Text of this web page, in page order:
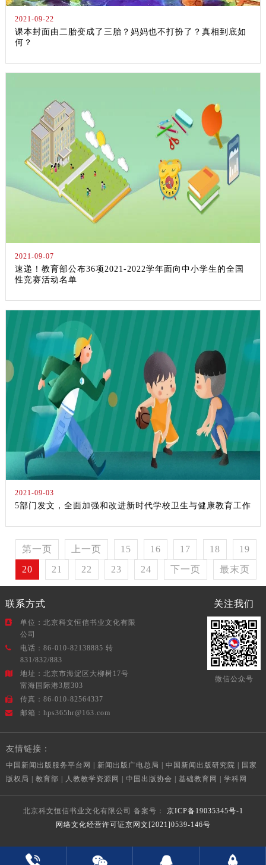
2021-09-22
课本封面由二胎变成了三胎？妈妈也不打扮了？真相到底如
何？
2021-09-07
速递！教育部公布36项2021-2022学年面向中小学生的全国
性竞赛活动名单
2021-09-03
5部门发文，全面加强和改进新时代学校卫生与健康教育工作
第一页 上一页 15 16 17 18
19
20
21 22 23 24 下一页 最末页
联系方式
单位：北京科文恒信书业文化有限
公司
电话：86-010-82138885 转
831/832/883
地址：北京市海淀区大柳树17号
富海国际港3层303
传真：86-010-82564337
邮箱：hps365hr@163.com
关注我们
微信公众号
友情链接：
中国新闻出版服务平台网 新闻出版广电总局 中国新闻出版研究院
国家
版权局
教育部 人教教学资源网 中国出版协会 基础教育网 学科网
北京科文恒信书业文化有限公司 备案号：
京ICP备19035345号-1
网络文化经营许可证京网文[2021]0539-146号